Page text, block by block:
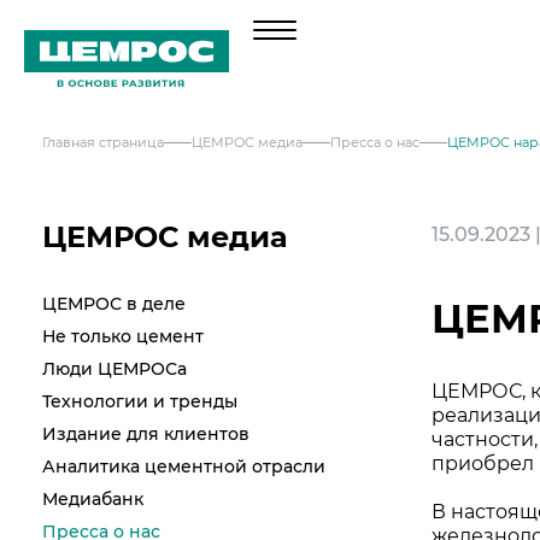
Главная страница ЦЕМРОС медиа Пресса о нас ЦЕМРОС
ЦЕМРОС медиа
ЦЕМРОС в деле
Не только цемент
Люди ЦЕМРОСа
Технологии и тренды
Издание для клиентов
Аналитика цементной отрасли
Медиабанк
Пресса о нас
ЦЕМРОС,
приобрел
В
География активов
Наши компетенции и возможности
Решения по сегментам строительства
Продукция
Портландцемент ЦЕМРОС 500 ЭКСТРА
Портландцемент ЦЕМРОС 400 ПЛЮС
Примеры приготовления строительных
Иные строительные материалы
Услуги
Техническая поддержка
Сервисная поддержка
Проектная поддержка
Мобильные лаборатории
Инвесторам
Выпуск 1
Выпуск 2
Устойчивое развитие
Охрана труда и здоровья
Наши люди
Закупки